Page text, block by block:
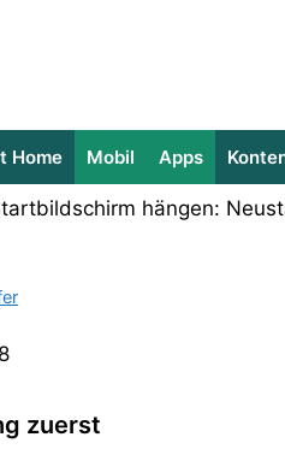
Home Mobil Apps
zuerst